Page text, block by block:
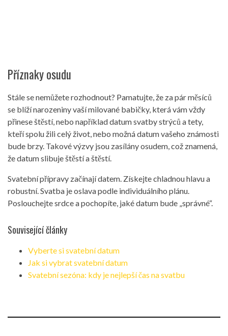
Příznaky osudu
Stále se nemůžete rozhodnout? Pamatujte, že za pár měsíců
se blíží narozeniny vaší milované babičky, která vám vždy
přinese štěstí, nebo například datum svatby strýců a tety,
kteří spolu žili celý život, nebo možná datum vašeho známosti
bude brzy. Takové výzvy jsou zasílány osudem, což znamená,
že datum slibuje štěstí a štěstí.
Svatební přípravy začínají datem. Získejte chladnou hlavu a
robustní. Svatba je oslava podle individuálního plánu.
Poslouchejte srdce a pochopíte, jaké datum bude „správné“.
Související články
Vyberte si svatební datum
Jak si vybrat svatební datum
Svatební sezóna: kdy je nejlepší čas na svatbu